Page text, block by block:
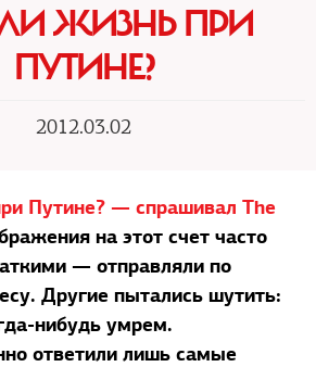
ЛИ ЖИЗНЬ ПРИ
ПУТИНЕ?
2012.03.02
Путине? — спрашивал The
на этот счет часто
— отправляли по
Другие пытались шутить:
нибудь умрем.
ответили лишь самые